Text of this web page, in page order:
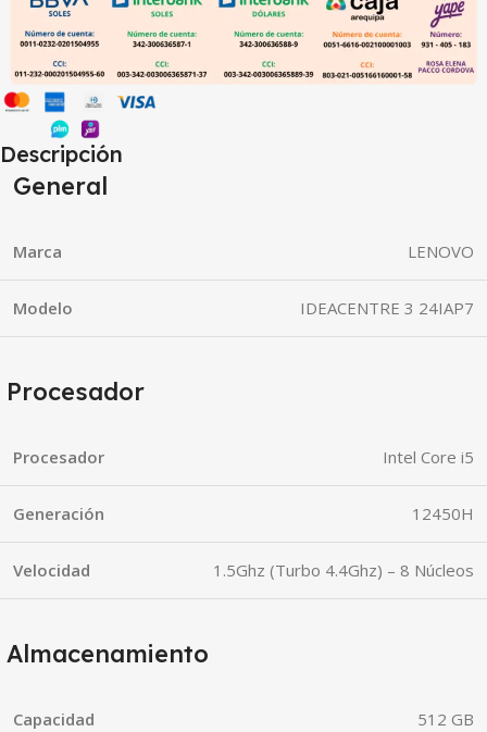
Descripción
General
Marca LENOVO
Modelo IDEACENTRE 3 24IAP7
Procesador
Procesador Intel Core i5
Generación 12450H
Velocidad 1.5Ghz (Turbo 4.4Ghz) – 8 Núcleos
Almacenamiento
Capacidad 512 GB